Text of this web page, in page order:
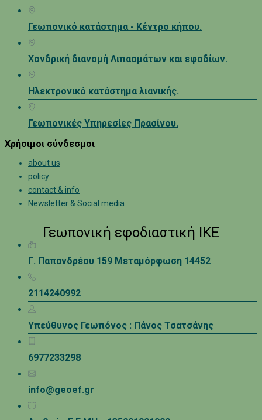
Γεωπονικό κατάστημα - Κέντρο κήπου.
Χονδρική διανομή Λιπασμάτων και εφοδίων.
Ηλεκτρονικό κατάστημα λιανικής.
Γεωπονικές Υπηρεσίες Πρασίνου.
Χρήσιμοι σύνδεσμοι
about us
policy
contact & info
Newsletter & Social media
Γεωπονική εφοδιαστική ΙΚΕ
Γ. Παπανδρέου 159 Μεταμόρφωση 14452
2114240992
Υπεύθυνος Γεωπόνος : Πάνος Τσατσάνης
6977233298
info@geoef.gr